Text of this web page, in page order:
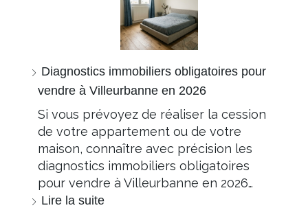
Diagnostics immobiliers obligatoires pour
vendre à Villeurbanne en 2026
Si vous prévoyez de réaliser la cession
de votre appartement ou de votre
maison, connaître avec précision les
diagnostics immobiliers obligatoires
pour vendre à Villeurbanne en 2026…
Lire la suite